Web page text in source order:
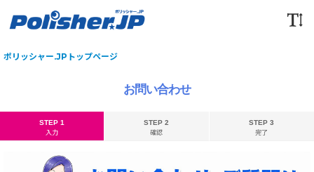
ポリッシャー.JPトップページ
お問い合わせ
STEP 1
入力
STEP 2
確認
STEP 3
完了